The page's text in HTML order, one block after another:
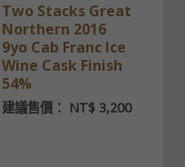
Two Stacks Great
Northern 2016
9yo Cab Franc Ice
Wine Cask Finish
54%
建議售價： NT$3,200